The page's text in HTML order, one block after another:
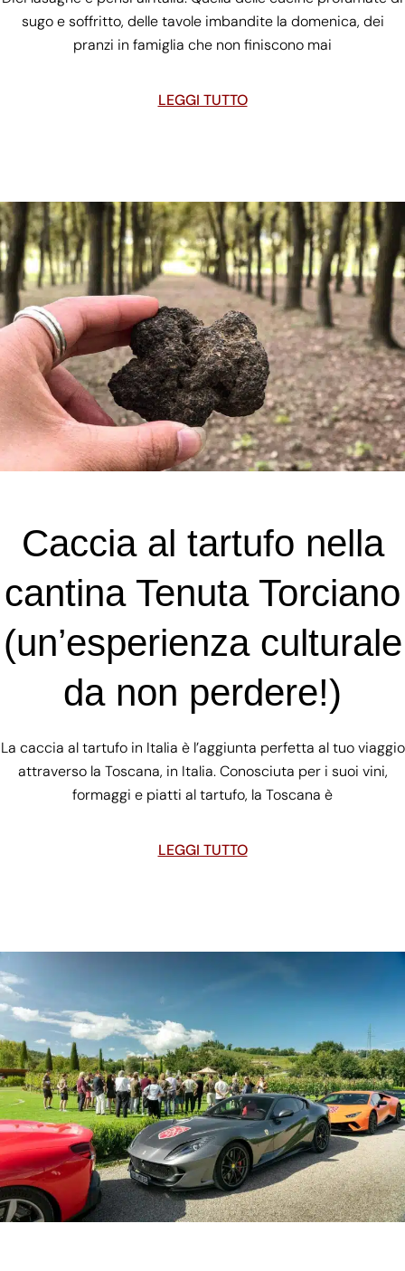
sugo e soffritto, delle tavole imbandite la domenica, dei
pranzi in famiglia che non finiscono mai
LEGGI TUTTO
Caccia al tartufo nella
cantina Tenuta Torciano
(un’esperienza culturale
da non perdere!)
La caccia al tartufo in Italia è l’aggiunta perfetta al tuo viaggio
attraverso la Toscana, in Italia. Conosciuta per i suoi vini,
formaggi e piatti al tartufo, la Toscana è
LEGGI TUTTO